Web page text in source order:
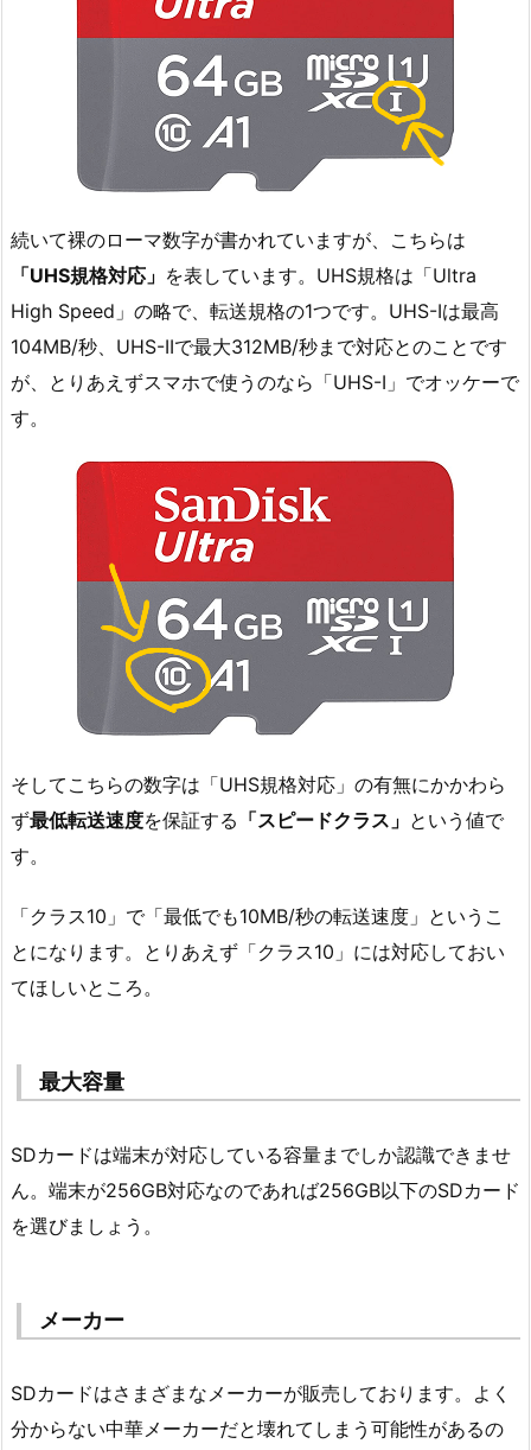
続いて裸のローマ数字が書かれていますが、こちらは
「UHS規格対応」 を表しています。UHS規格は「Ultra
High Speed」の略で、転送規格の1つです。UHS-Iは最高
104MB/秒、UHS-IIで最大312MB/秒まで対応とのことです
が、とりあえずスマホで使うのなら「UHS-I」でオッケーで
す。
そしてこちらの数字は「UHS規格対応」の有無にかかわら
ず最低転送速度を保証する 「スピードクラス」 という値で
す。
「クラス10」で「最低でも10MB/秒の転送速度」というこ
とになります。とりあえず「クラス10」には対応しておい
てほしいところ。
最大容量
SDカードは端末が対応している容量までしか認識できませ
ん。端末が256GB対応なのであれば256GB以下のSDカード
を選びましょう。
メーカー
SDカードはさまざまなメーカーが販売しております。よく
分からない中華メーカーだと壊れてしまう可能性があるの